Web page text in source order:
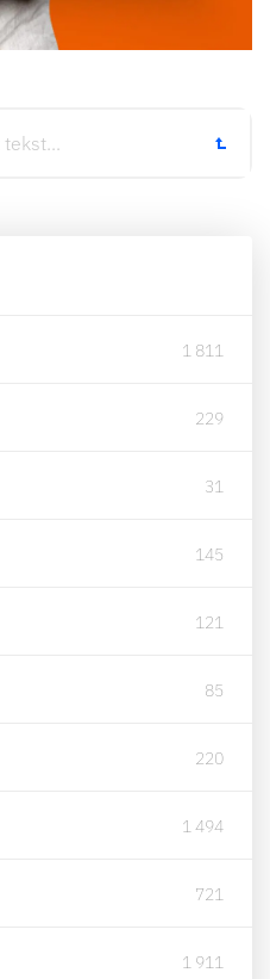
1 811
229
31
145
121
85
220
1 494
721
1 911